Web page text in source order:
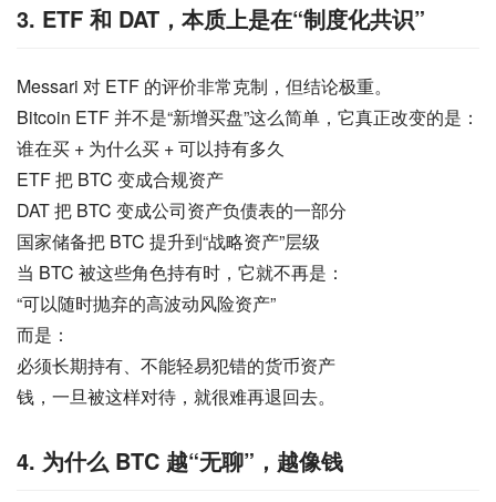
3. ETF 和 DAT，本质上是在“制度化共识”
Messari 对 ETF 的评价非常克制，但结论极重。
Bitcoin ETF 并不是“新增买盘”这么简单，它真正改变的是：
谁在买 + 为什么买 + 可以持有多久
ETF 把 BTC 变成合规资产
DAT 把 BTC 变成公司资产负债表的一部分
国家储备把 BTC 提升到“战略资产”层级
当 BTC 被这些角色持有时，它就不再是：
“可以随时抛弃的高波动风险资产”
而是：
必须长期持有、不能轻易犯错的货币资产
钱，一旦被这样对待，就很难再退回去。
4. 为什么 BTC 越“无聊”，越像钱